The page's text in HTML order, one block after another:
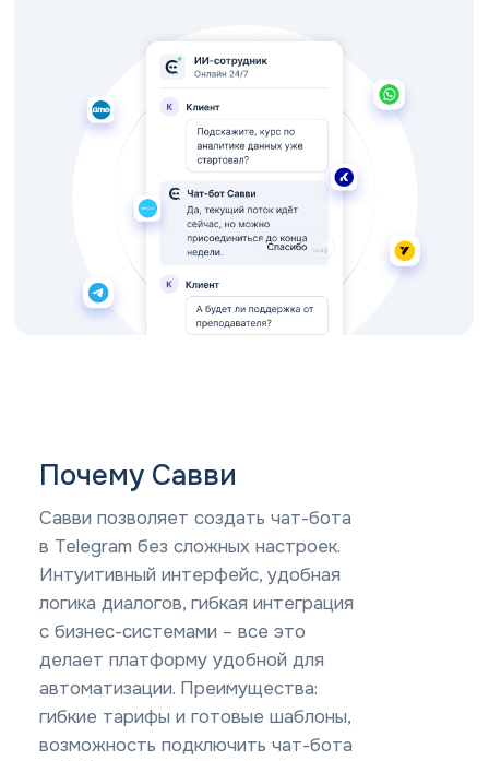
Почему Савви
Савви позволяет создать чат-бота
в Telegram без сложных настроек.
Интуитивный интерфейс, удобная
логика диалогов, гибкая интеграция
с бизнес-системами – все это
делает платформу удобной для
автоматизации. Преимущества:
гибкие тарифы и готовые шаблоны,
возможность подключить чат-бота